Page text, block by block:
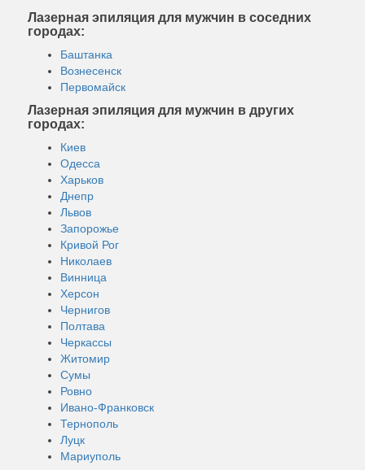
Лазерная эпиляция для мужчин в соседних
городах:
Баштанка
Вознесенск
Первомайск
Лазерная эпиляция для мужчин в других
городах:
Киев
Одесса
Харьков
Днепр
Львов
Запорожье
Кривой Рог
Николаев
Винница
Херсон
Чернигов
Полтава
Черкассы
Житомир
Сумы
Ровно
Ивано-Франковск
Тернополь
Луцк
Мариуполь